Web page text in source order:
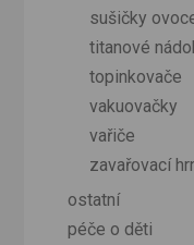
sušičky
titanové
topinkovače
vakuovačky
vařiče
zavařovací
ostatní
péče o děti